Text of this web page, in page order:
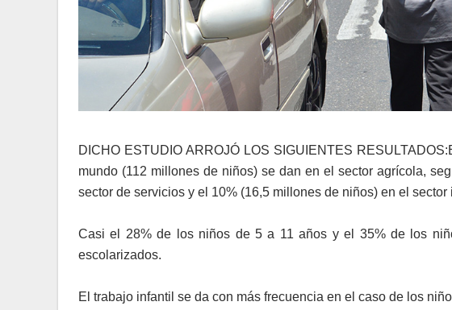
DICHO ESTUDIO ARROJÓ LOS SIGUIENTES
mundo (112 millones de niños) se dan en el sector agrícola,
sector de servicios y el 10% (16,5 millones de niños) en el sector
Casi el 28% de los niños de 5 a 11 años y el 35% de los
escolarizados.
El trabajo infantil se da con más frecuencia en el caso de los